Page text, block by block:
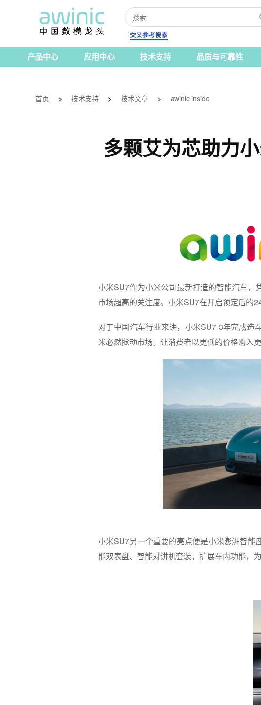
交叉参考搜索
产品中心 应用中心 技术支持 品质与可靠性
首页 > 技术支持 > 技术文章 > awinic inside
多颗艾为芯助力
小米SU7作为小米公司最新打造的智能汽车
市场超高的关注度。小米SU7在开启预定后的
对于中国汽车行业来讲，小米SU7 3年完成造
米必然搅动市场，让消费者以更低的价格购入
小米SU7另一个重要的亮点便是小米澎湃智能
能双表盘、智能对讲机套装，扩展车内功能，